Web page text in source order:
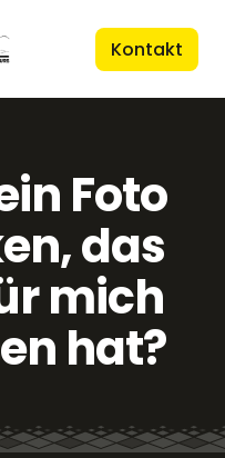
Kontakt
Foto
das
mich
hat?